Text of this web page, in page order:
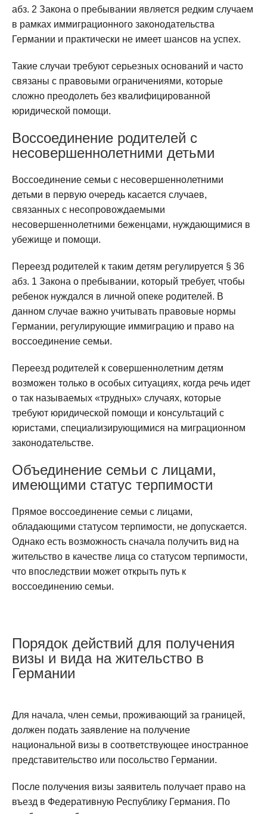
абз. 2 Закона о пребывании является редким случаем
в рамках иммиграционного законодательства
Германии и практически не имеет шансов на успех.
Такие случаи требуют серьезных оснований и часто
связаны с правовыми ограничениями, которые
сложно преодолеть без квалифицированной
юридической помощи.
Воссоединение родителей с
несовершеннолетними детьми
Воссоединение семьи с несовершеннолетними
детьми в первую очередь касается случаев,
связанных с несопровождаемыми
несовершеннолетними беженцами, нуждающимися в
убежище и помощи.
Переезд родителей к таким детям регулируется § 36
абз. 1 Закона о пребывании, который требует, чтобы
ребенок нуждался в личной опеке родителей. В
данном случае важно учитывать правовые нормы
Германии, регулирующие иммиграцию и право на
воссоединение семьи.
Переезд родителей к совершеннолетним детям
возможен только в особых ситуациях, когда речь идет
о так называемых «трудных» случаях, которые
требуют юридической помощи и консультаций с
юристами, специализирующимися на миграционном
законодательстве.
Объединение семьи с лицами,
имеющими статус терпимости
Прямое воссоединение семьи с лицами,
обладающими статусом терпимости, не допускается.
Однако есть возможность сначала получить вид на
жительство в качестве лица со статусом терпимости,
что впоследствии может открыть путь к
воссоединению семьи.
Порядок действий для получения
визы и вида на жительство в
Германии
Для начала, член семьи, проживающий за границей,
должен подать заявление на получение
национальной визы в соответствующее иностранное
представительство или посольство Германии.
После получения визы заявитель получает право на
въезд в Федеративную Республику Германия. По